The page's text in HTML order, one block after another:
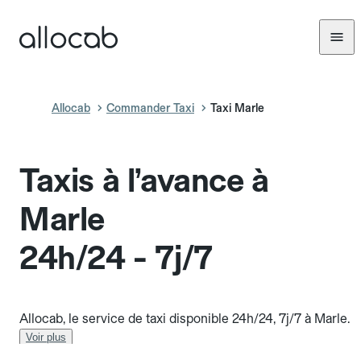
Allocab Commander Taxi Taxi Marle
Taxis à l’avance à
Marle
24h/24 - 7j/7
Allocab, le service de taxi disponible 24h/24, 7j/7 à Marle.
Voir plus